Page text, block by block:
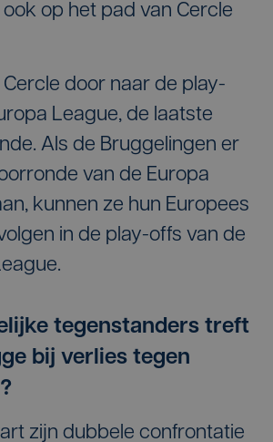
op het pad van Cercle
door naar de play-
League, de laatste
Als de Bruggelingen er
van de Europa
kunnen ze hun Europees
in de play-offs van de
tegenstanders treft
bij verlies tegen
zijn dubbele confrontatie